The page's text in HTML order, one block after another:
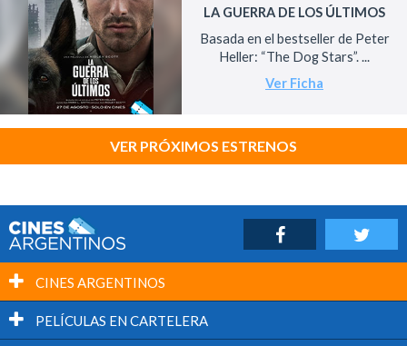
LA GUERRA DE LOS ÚLTIMOS
Basada en el bestseller de Peter
Heller: “The Dog Stars”. ...
Ver Ficha
VER PRÓXIMOS ESTRENOS
CINES ARGENTINOS
PELÍCULAS EN CARTELERA